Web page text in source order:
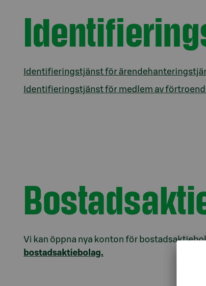
Identifieringstjänst för
Identifieringstjänst för medlem av
Vi kan öppna nya konton för
bostadsaktiebolag.